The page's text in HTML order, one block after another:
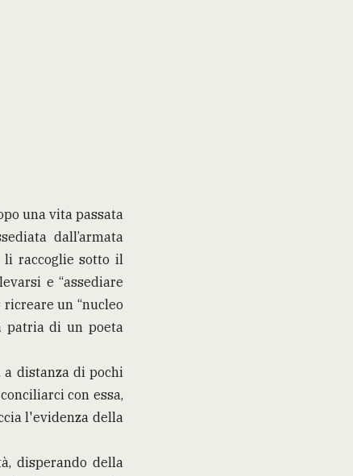
una vita passata
dall’armata
raccoglie sotto il
e “assediare
un “nucleo
patria di un poeta
a distanza di pochi
con essa,
l'evidenza della
disperando della